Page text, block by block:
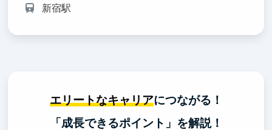
新宿駅
エリートなキャリアにつながる！
「成長できるポイント」を解説！